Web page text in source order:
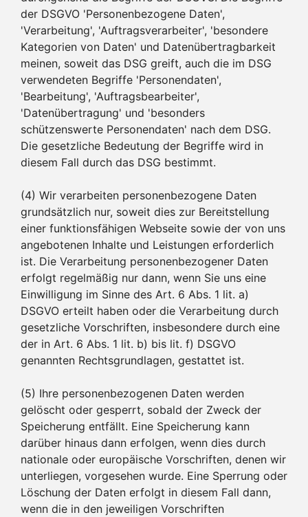
der DSGVO 'Personenbezogene Daten',
'Verarbeitung', 'Auftragsverarbeiter', 'besondere
Kategorien von Daten' und Datenübertragbarkeit
meinen, soweit das DSG greift, auch die im DSG
verwendeten Begriffe 'Personendaten',
'Bearbeitung', 'Auftragsbearbeiter',
'Datenübertragung' und 'besonders
schützenswerte Personendaten' nach dem DSG.
Die gesetzliche Bedeutung der Begriffe wird in
diesem Fall durch das DSG bestimmt.
(4) Wir verarbeiten personenbezogene Daten
grundsätzlich nur, soweit dies zur Bereitstellung
einer funktionsfähigen Webseite sowie der von uns
angebotenen Inhalte und Leistungen erforderlich
ist. Die Verarbeitung personenbezogener Daten
erfolgt regelmäßig nur dann, wenn Sie uns eine
Einwilligung im Sinne des Art. 6 Abs. 1 lit. a)
DSGVO erteilt haben oder die Verarbeitung durch
gesetzliche Vorschriften, insbesondere durch eine
der in Art. 6 Abs. 1 lit. b) bis lit. f) DSGVO
genannten Rechtsgrundlagen, gestattet ist.
(5) Ihre personenbezogenen Daten werden
gelöscht oder gesperrt, sobald der Zweck der
Speicherung entfällt. Eine Speicherung kann
darüber hinaus dann erfolgen, wenn dies durch
nationale oder europäische Vorschriften, denen wir
unterliegen, vorgesehen wurde. Eine Sperrung oder
Löschung der Daten erfolgt in diesem Fall dann,
wenn die in den jeweiligen Vorschriften